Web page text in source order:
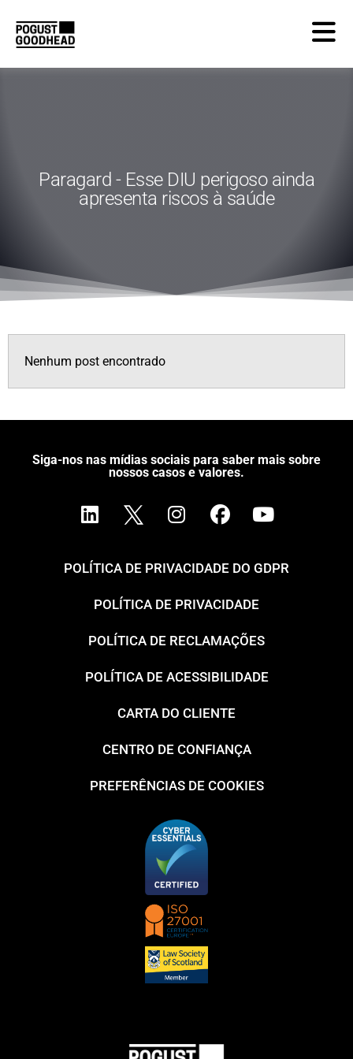
Paragard - Esse DIU perigoso ainda
apresenta riscos à saúde
Nenhum post encontrado
Siga-nos nas mídias sociais para saber mais sobre
nossos casos e valores.
POLÍTICA DE PRIVACIDADE DO GDPR
POLÍTICA DE PRIVACIDADE
POLÍTICA DE RECLAMAÇÕES
POLÍTICA DE ACESSIBILIDADE
CARTA DO CLIENTE
CENTRO DE CONFIANÇA
PREFERÊNCIAS DE COOKIES